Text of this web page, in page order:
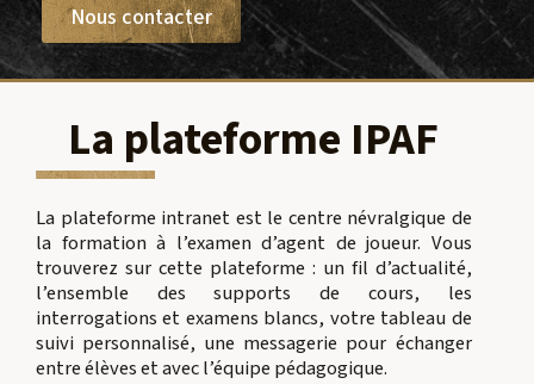
Nous contacter
La plateforme IPAF
La plateforme intranet est le centre névralgique de
la formation à l’examen d’agent de joueur. Vous
trouverez sur cette plateforme : un fil d’actualité,
l’ensemble des supports de cours, les
interrogations et examens blancs, votre tableau de
suivi personnalisé, une messagerie pour échanger
entre élèves et avec l’équipe pédagogique.